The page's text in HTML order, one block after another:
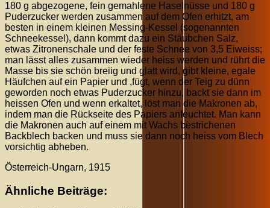
180 g abgezogene, fein gemahlene Haselnüsse und 180 g
Puderzucker werden zusammen auf dem Ofen erhitzt, am
besten in einem kleinen Messing-Kessel (sogenannten
Schneekessel), dann kommt dazu ein Stäubchen Salz,
etwas Zitronenschale und der feste Schnee von 3,5 Eiweiss;
man lässt alles zusammen wieder heiss werden und rührt die
Masse bis sie schön breiig und glatt wird, gibt kleine, egale
Häufchen auf ein Papier und ,fügt, wenn der Teig zu dünn
geworden noch etwas Puderzucker hinzu, backt sie dann im
heissen Ofen und wenn erkaltet, löst man die Makronen ab,
indem man die Rückseite des Papiers anfeuchtet. Man kann
die Makronen auch auf einem mit Wachs bestrichenen
Backblech backen und muss sie dann noch heiss vom Blech
vorsichtig abheben.
Österreich-Ungarn, 1915
Ähnliche Beiträge: